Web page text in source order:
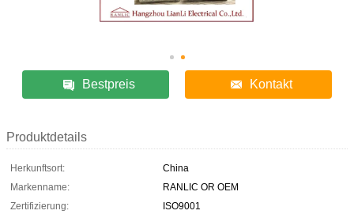
Bestpreis Kontakt
Produktdetails
Herkunftsort:
China
Markenname:
RANLIC OR OEM
Zertifizierung:
ISO9001